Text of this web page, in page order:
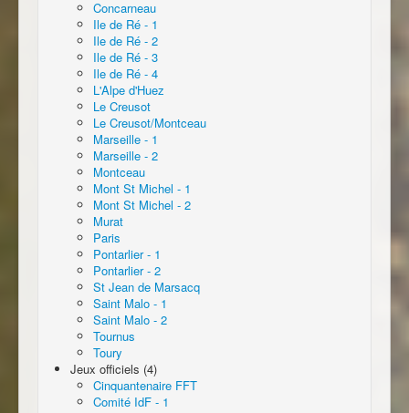
Concarneau
Ile de Ré - 1
Ile de Ré - 2
Ile de Ré - 3
Ile de Ré - 4
L'Alpe d'Huez
Le Creusot
Le Creusot/Montceau
Marseille - 1
Marseille - 2
Montceau
Mont St Michel - 1
Mont St Michel - 2
Murat
Paris
Pontarlier - 1
Pontarlier - 2
St Jean de Marsacq
Saint Malo - 1
Saint Malo - 2
Tournus
Toury
Jeux officiels (4)
Cinquantenaire FFT
Comité IdF - 1